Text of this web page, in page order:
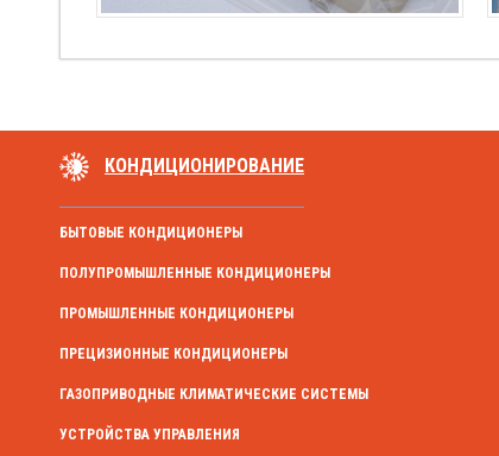
КОНДИЦИОНИРОВАНИЕ
БЫТОВЫЕ КОНДИЦИОНЕРЫ
ПОЛУПРОМЫШЛЕННЫЕ КОНДИЦИОНЕРЫ
ПРОМЫШЛЕННЫЕ КОНДИЦИОНЕРЫ
ПРЕЦИЗИОННЫЕ КОНДИЦИОНЕРЫ
ГАЗОПРИВОДНЫЕ КЛИМАТИЧЕСКИЕ СИСТЕМЫ
УСТРОЙСТВА УПРАВЛЕНИЯ